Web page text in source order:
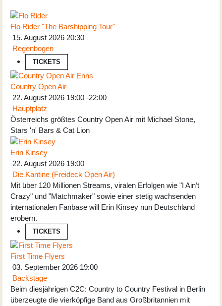
Flo Rider "The Barshipping Tour"
15. August 2026 20:30
Regenbogen
TICKETS
Country Open Air
22. August 2026 19:00 -22:00
Hauptplatz
Österreichs größtes Country Open Air mit Michael Stone,
Stars 'n' Bars & Cat Lion
Erin Kinsey
22. August 2026 19:00
Die Kantine (Freideck Open Air)
Mit über 120 Millionen Streams, viralen Erfolgen wie "I Ain’t
Crazy" und "Matchmaker" sowie einer stetig wachsenden
internationalen Fanbase will Erin Kinsey nun Deutschland
erobern.
TICKETS
First Time Flyers
03. September 2026 19:00
Backstage
Beim diesjährigen C2C: Country to Country Festival in Berlin
überzeugte die vierköpfige Band aus Großbritannien mit